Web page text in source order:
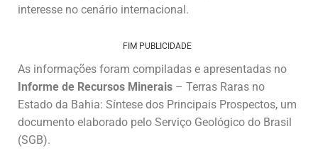
interesse no cenário internacional.
FIM PUBLICIDADE
As informações foram compiladas e apresentadas no
Informe de Recursos Minerais – Terras Raras no
Estado da Bahia: Síntese dos Principais Prospectos, um
documento elaborado pelo Serviço Geológico do Brasil
(SGB).